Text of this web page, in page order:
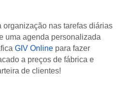
organização nas tarefas diárias
uma agenda personalizada
GIV Online para fazer
a preços de fábrica e
de clientes!